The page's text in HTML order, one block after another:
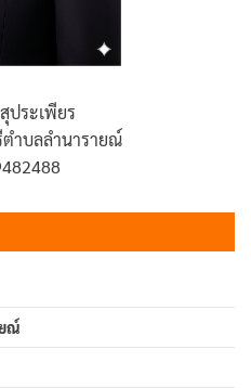
ประเพียร
ำบลลำนารายณ์
ณ์